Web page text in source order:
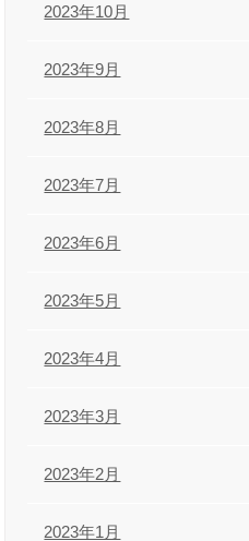
2023年10月
2023年9月
2023年8月
2023年7月
2023年6月
2023年5月
2023年4月
2023年3月
2023年2月
2023年1月